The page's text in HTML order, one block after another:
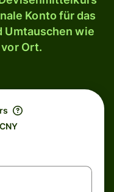
Konto für das
Umtauschen wie
Ort.